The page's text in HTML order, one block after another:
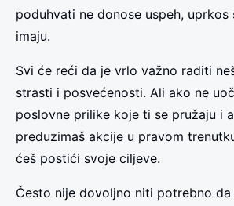
poduhvati ne donose uspeh, uprkos
imaju.
Svi će reći da je vrlo važno raditi
strasti i posvećenosti. Ali ako ne
poslovne prilike koje ti se pružaju i
preduzimaš akcije u pravom
ćeš postići svoje ciljeve.
Često nije dovoljno niti potrebno